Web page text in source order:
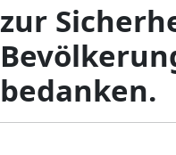
zur
bedanken.